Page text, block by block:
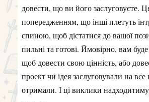
довести, що ви його заслуговуєте.
попередженням, що інші плетуть
спиною, щоб дістатися до вашої
пильні та готові. Ймовірно, вам
щоб довести свою цінність, або
проект чи ідея заслуговували на
отримали. І ці виклики